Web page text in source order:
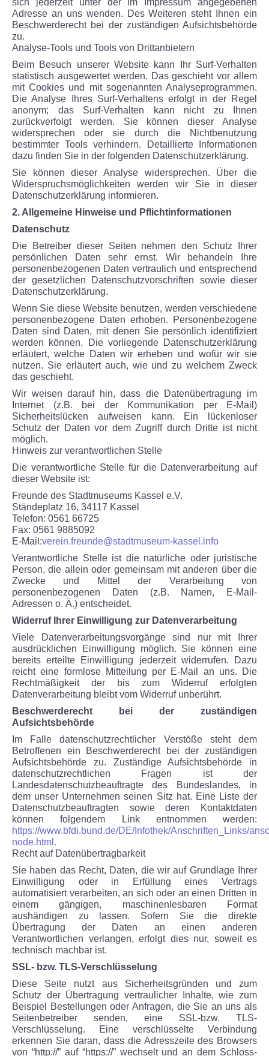
sich jederzeit unter der im Impressum angegebenen
Adresse an uns wenden. Des Weiteren steht Ihnen ein
Beschwerderecht bei der zuständigen Aufsichtsbehörde
zu.
Analyse-Tools und Tools von Drittanbietern
Beim Besuch unserer Website kann Ihr Surf-Verhalten
statistisch ausgewertet werden. Das geschieht vor allem
mit Cookies und mit sogenannten Analyseprogrammen.
Die Analyse Ihres Surf-Verhaltens erfolgt in der Regel
anonym; das Surf-Verhalten kann nicht zu Ihnen
zurückverfolgt werden. Sie können dieser Analyse
widersprechen oder sie durch die Nichtbenutzung
bestimmter Tools verhindern. Detaillierte Informationen
dazu finden Sie in der folgenden Datenschutzerklärung.
Sie können dieser Analyse widersprechen. Über die
Widerspruchsmöglichkeiten werden wir Sie in dieser
Datenschutzerklärung informieren.
2. Allgemeine Hinweise und Pflichtinformationen
Datenschutz
Die Betreiber dieser Seiten nehmen den Schutz Ihrer
persönlichen Daten sehr ernst. Wir behandeln Ihre
personenbezogenen Daten vertraulich und entsprechend
der gesetzlichen Datenschutzvorschriften sowie dieser
Datenschutzerklärung.
Wenn Sie diese Website benutzen, werden verschiedene
personenbezogene Daten erhoben. Personenbezogene
Daten sind Daten, mit denen Sie persönlich identifiziert
werden können. Die vorliegende Datenschutzerklärung
erläutert, welche Daten wir erheben und wofür wir sie
nutzen. Sie erläutert auch, wie und zu welchem Zweck
das geschieht.
Wir weisen darauf hin, dass die Datenübertragung im
Internet (z.B. bei der Kommunikation per E-Mail)
Sicherheitslücken aufweisen kann. Ein lückenloser
Schutz der Daten vor dem Zugriff durch Dritte ist nicht
möglich.
Hinweis zur verantwortlichen Stelle
Die verantwortliche Stelle für die Datenverarbeitung auf
dieser Website ist:
Freunde des Stadtmuseums Kassel e.V.
Ständeplatz 16, 34117 Kassel
Telefon: 0561 66725
Fax: 0561 9885092
E-Mail:verein.freunde@stadtmuseum-kassel.info
Verantwortliche Stelle ist die natürliche oder juristische
Person, die allein oder gemeinsam mit anderen über die
Zwecke und Mittel der Verarbeitung von
personenbezogenen Daten (z.B. Namen, E-Mail-
Adressen o. Ä.) entscheidet.
Widerruf Ihrer Einwilligung zur Datenverarbeitung
Viele Datenverarbeitungsvorgänge sind nur mit Ihrer
ausdrücklichen Einwilligung möglich. Sie können eine
bereits erteilte Einwilligung jederzeit widerrufen. Dazu
reicht eine formlose Mitteilung per E-Mail an uns. Die
Rechtmäßigkeit der bis zum Widerruf erfolgten
Datenverarbeitung bleibt vom Widerruf unberührt.
Beschwerderecht bei der zuständigen
Aufsichtsbehörde
Im Falle datenschutzrechtlicher Verstöße steht dem
Betroffenen ein Beschwerderecht bei der zuständigen
Aufsichtsbehörde zu. Zuständige Aufsichtsbehörde in
datenschutzrechtlichen Fragen ist der
Landesdatenschutzbeauftragte des Bundeslandes, in
dem unser Unternehmen seinen Sitz hat. Eine Liste der
Datenschutzbeauftragten sowie deren Kontaktdaten
können folgendem Link entnommen werden:
https://www.bfdi.bund.de/DE/Infothek/Anschriften_Links/
node.html.
Recht auf Datenübertragbarkeit
Sie haben das Recht, Daten, die wir auf Grundlage Ihrer
Einwilligung oder in Erfüllung eines Vertrags
automatisiert verarbeiten, an sich oder an einen Dritten in
einem gängigen, maschinenlesbaren Format
aushändigen zu lassen. Sofern Sie die direkte
Übertragung der Daten an einen anderen
Verantwortlichen verlangen, erfolgt dies nur, soweit es
technisch machbar ist.
SSL- bzw. TLS-Verschlüsselung
Diese Seite nutzt aus Sicherheitsgründen und zum
Schutz der Übertragung vertraulicher Inhalte, wie zum
Beispiel Bestellungen oder Anfragen, die Sie an uns als
Seitenbetreiber senden, eine SSL-bzw. TLS-
Verschlüsselung. Eine verschlüsselte Verbindung
erkennen Sie daran, dass die Adresszeile des Browsers
von “http://” auf “https://” wechselt und an dem Schloss-